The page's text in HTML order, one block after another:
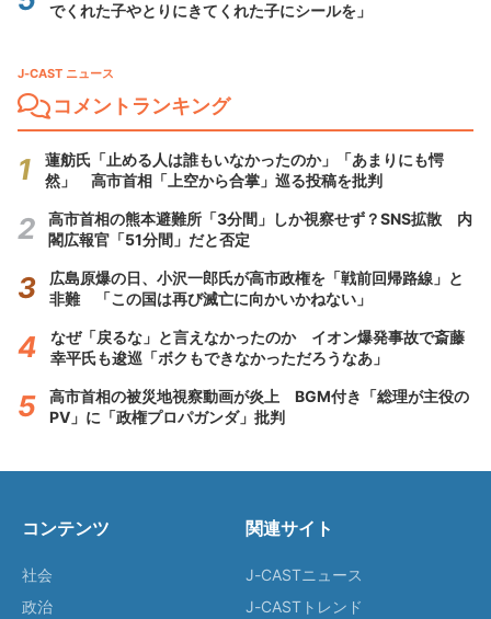
でくれた子やとりにきてくれた子にシールを」
J-CAST ニュース
コメントランキング
蓮舫氏「止める人は誰もいなかったのか」「あまりにも愕
然」 高市首相「上空から合掌」巡る投稿を批判
高市首相の熊本避難所「3分間」しか視察せず？SNS拡散 内
閣広報官「51分間」だと否定
広島原爆の日、小沢一郎氏が高市政権を「戦前回帰路線」と
非難 「この国は再び滅亡に向かいかねない」
なぜ「戻るな」と言えなかったのか イオン爆発事故で斎藤
幸平氏も逡巡「ボクもできなかっただろうなあ」
高市首相の被災地視察動画が炎上 BGM付き「総理が主役の
PV」に「政権プロパガンダ」批判
コンテンツ
社会
政治
関連サイト
J-CASTニュース
J-CASTトレンド